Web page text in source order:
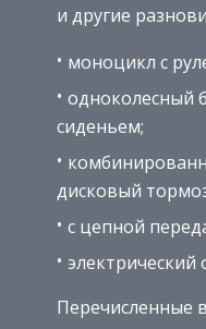
и другие
моноцикл с
одноколесный
сиденьем;
дисковый
с цепной
Перечисленные